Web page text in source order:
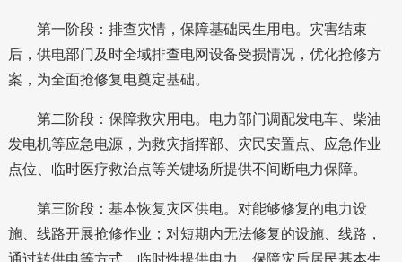
第一阶段：排查灾情，保障基础民生用电。灾害结束
后，供电部门及时全域排查电网设备受损情况，优化抢修方
案，为全面抢修复电奠定基础。
第二阶段：保障救灾用电。电力部门调配发电车、柴油
发电机等应急电源，为救灾指挥部、灾民安置点、应急作业
点位、临时医疗救治点等关键场所提供不间断电力保障。
第三阶段：基本恢复灾区供电。对能够修复的电力设
施、线路开展抢修作业；对短期内无法修复的设施、线路，